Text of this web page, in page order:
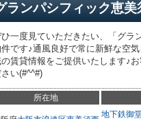
ランパシフィック恵美
一度見ていただきたい、「グラ
です♪通風良好で常に新鮮な空
賃貸情報をご提供いたします♪
さい(#^^#)
所在地
地下鉄御